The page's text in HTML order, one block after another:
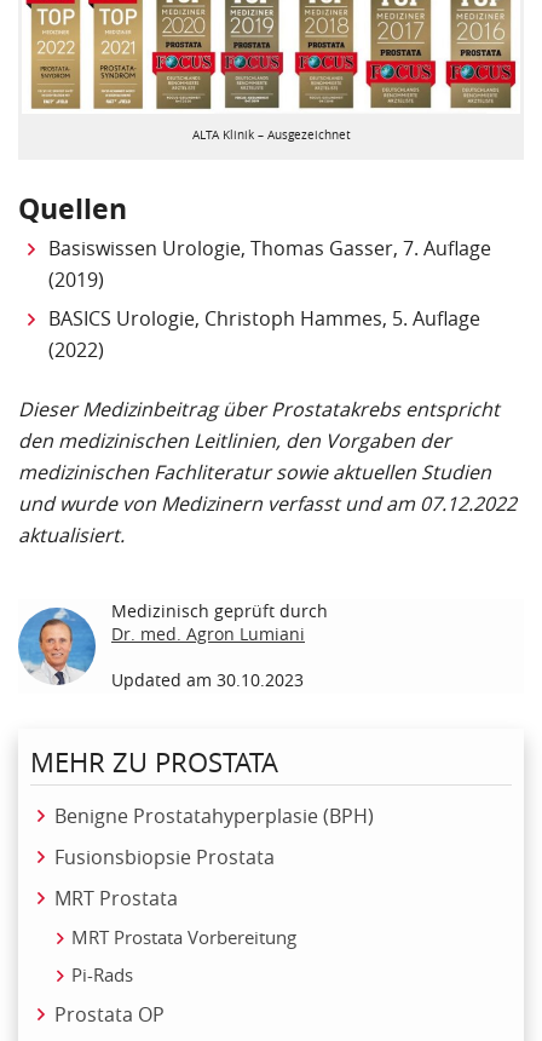
ALTA Klinik – Ausgezeichnet
Quellen
Basiswissen Urologie, Thomas Gasser, 7. Auflage
(2019)
BASICS Urologie, Christoph Hammes, 5. Auflage
(2022)
Dieser Medizinbeitrag über Prostatakrebs entspricht
den medizinischen Leitlinien, den Vorgaben der
medizinischen Fachliteratur sowie aktuellen Studien
und wurde von Medizinern verfasst und am 07.12.2022
aktualisiert.
Medizinisch geprüft durch
Dr. med. Agron Lumiani
Updated am 30.10.2023
MEHR ZU PROSTATA
Benigne Prostatahyperplasie (BPH)
Fusionsbiopsie Prostata
MRT Prostata
MRT Prostata Vorbereitung
Pi-Rads
Prostata OP